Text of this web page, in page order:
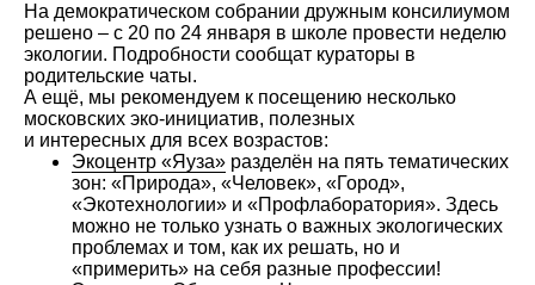
На демократическом собрании дружным консилиумом
решено – с 20 по 24 января в школе провести неделю
экологии. Подробности сообщат кураторы в
родительские чаты.
А ещё, мы рекомендуем к посещению несколько
московских эко-инициатив, полезных
и интересных для всех возрастов:
Экоцентр «Яуза» разделён на пять тематических
зон: «Природа», «Человек», «Город»,
«Экотехнологии» и «Профлаборатория». Здесь
можно не только узнать о важных экологических
проблемах и том, как их решать, но и
«примерить» на себя разные профессии!